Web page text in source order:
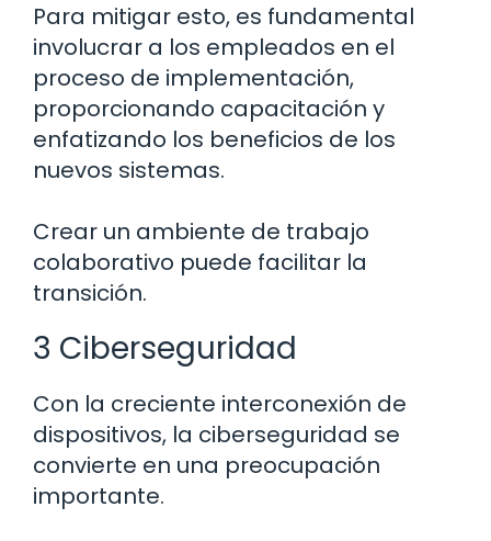
Para mitigar esto, es fundamental
involucrar a los empleados en el
proceso de implementación,
proporcionando capacitación y
enfatizando los beneficios de los
nuevos sistemas.
Crear un ambiente de trabajo
colaborativo puede facilitar la
transición.
3 Ciberseguridad
Con la creciente interconexión de
dispositivos, la ciberseguridad se
convierte en una preocupación
importante.